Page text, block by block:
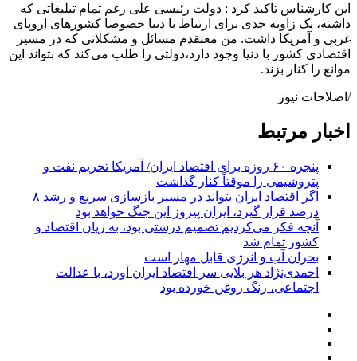
این کارشناس تاکید کرد : دولت رئیسی علی رغم تمام تبلیغاتی که
داشته، یک زاویه جدی برای ارتباط با دنیا خصوصا کشورهای اروپای
غربی و آمریکا داشت. من معتقدم مسائل ‌‌و مشکلاتی که در مسیر
اقتصادی کشور با دنیا وجود دارد،دولتی را طلب می‌کند که بتواند این
موانع را کنار بزند.
/اصلاحات نیوز
اخبار مرتبط
پنجره ۶۰ روزه برای اقتصاد ایران/ آمریکا تحریم نفت و
پتروشیمی را موقتاً کنار گذاشت
اگر اقتصاد ایران بتواند در مسیر بازسازی سریع و رشد ۸
درصد قرار گیرد، ایران پیروز این جنگ خواهد بود
آنچه فکر می‌کردیم تصمیم درستی بود، به زیان اقتصاد و
کشور تمام شد
بحران آب و انرژی قابل مهار است
احمدی‌نژاد هر بلایی سر اقتصاد ایران آورد، با عدالت
اجتماعی، رنگ روغن خورده بود